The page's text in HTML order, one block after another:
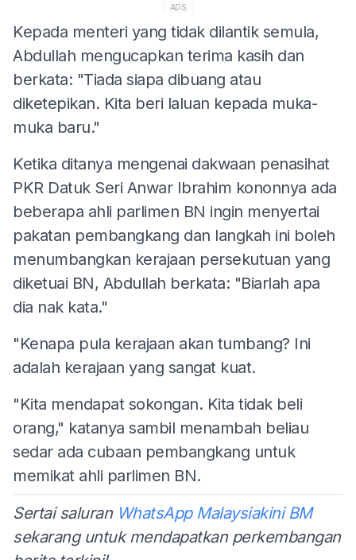
ADS
Kepada menteri yang tidak dilantik semula,
Abdullah mengucapkan terima kasih dan
berkata: "Tiada siapa dibuang atau
diketepikan. Kita beri laluan kepada muka-
muka baru."
Ketika ditanya mengenai dakwaan penasihat
PKR Datuk Seri Anwar Ibrahim kononnya ada
beberapa ahli parlimen BN ingin menyertai
pakatan pembangkang dan langkah ini boleh
menumbangkan kerajaan persekutuan yang
diketuai BN, Abdullah berkata: "Biarlah apa
dia nak kata."
"Kenapa pula kerajaan akan tumbang? Ini
adalah kerajaan yang sangat kuat.
"Kita mendapat sokongan. Kita tidak beli
orang," katanya sambil menambah beliau
sedar ada cubaan pembangkang untuk
memikat ahli parlimen BN.
Sertai saluran WhatsApp Malaysiakini BM
sekarang untuk mendapatkan perkembangan